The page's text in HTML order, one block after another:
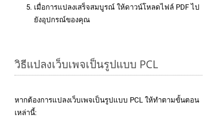
เมื่อการแปลงเสร็จสมบูรณ์ ให้ดาวน์โหลดไฟล์ PDF ไป
ยังอุปกรณ์ของคุณ
วิธีแปลงเว็บเพจเป็นรูปแบบ PCL
หากต้องการแปลงเว็บเพจเป็นรูปแบบ PCL ให้ทำตามขั้นตอน
เหล่านี้: